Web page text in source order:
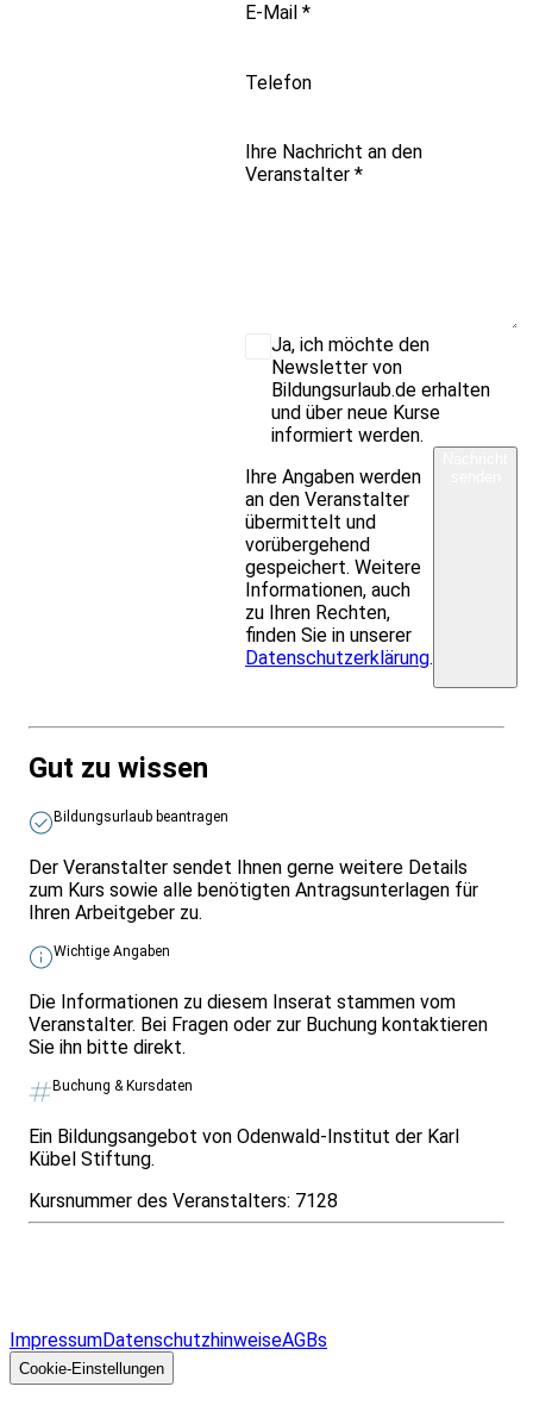
E-Mail *
Telefon
Ihre Nachricht an den
Veranstalter *
Ja, ich möchte den
Newsletter von
Bildungsurlaub.de erhalten
und über neue Kurse
informiert werden.
Ihre Angaben werden
an den Veranstalter
übermittelt und
vorübergehend
gespeichert. Weitere
Informationen, auch
zu Ihren Rechten,
finden Sie in unserer
Datenschutzerklärung.
Gut zu wissen
Bildungsurlaub beantragen
Der Veranstalter sendet Ihnen gerne weitere Details
zum Kurs sowie alle benötigten Antragsunterlagen für
Ihren Arbeitgeber zu.
Wichtige Angaben
Die Informationen zu diesem Inserat stammen vom
Veranstalter. Bei Fragen oder zur Buchung kontaktieren
Sie ihn bitte direkt.
Buchung & Kursdaten
Ein Bildungsangebot von Odenwald-Institut der Karl
Kübel Stiftung.
Kursnummer des Veranstalters: 7128
ImpressumDatenschutzhinweiseAGBs
Cookie-Einstellungen